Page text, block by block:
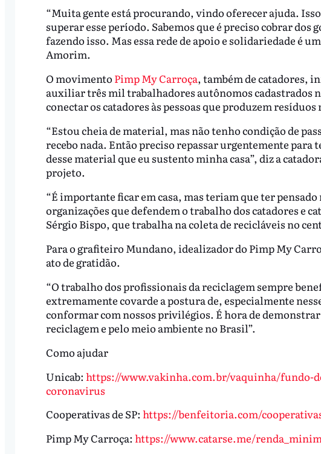
“Muita gente está procurando, vindo oferecer ajuda.
superar esse período. Sabemos que é preciso cobrar dos
fazendo isso. Mas essa rede de apoio e solidariedade é
Amorim.
O movimento Pimp My Carroça, também de catadores,
auxiliar três mil trabalhadores autônomos cadastrados
conectar os catadores às pessoas que produzem
“Estou cheia de material, mas não tenho condição de
recebo nada. Então preciso repassar urgentemente
desse material que eu sustento minha casa”, diz a
projeto.
“É importante ficar em casa, mas teriam que ter
organizações que defendem o trabalho dos catadores e
Sérgio Bispo, que trabalha na coleta de recicláveis no
Para o grafiteiro Mundano, idealizador do Pimp My
ato de gratidão.
“O trabalho dos profissionais da reciclagem sempre
extremamente covarde a postura de, especialmente
conformar com nossos privilégios. É hora de
reciclagem e pelo meio ambiente no Brasil”.
Como ajudar
Unicab: https://www.vakinha.com.br/vaquinha/fundo-
coronavirus
Cooperativas de SP: https://benfeitoria.com/
Pimp My Carroça: https://www.catarse.me/